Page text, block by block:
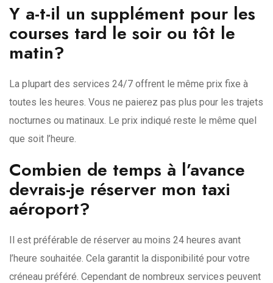
Y a-t-il un supplément pour les
courses tard le soir ou tôt le
matin?
La plupart des services 24/7 offrent le même prix fixe à
toutes les heures. Vous ne paierez pas plus pour les trajets
nocturnes ou matinaux. Le prix indiqué reste le même quel
que soit l’heure.
Combien de temps à l’avance
devrais-je réserver mon taxi
aéroport?
Il est préférable de réserver au moins 24 heures avant
l’heure souhaitée. Cela garantit la disponibilité pour votre
créneau préféré. Cependant de nombreux services peuvent